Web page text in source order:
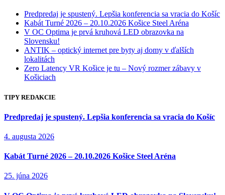
Predpredaj je spustený. Lepšia konferencia sa vracia do Košíc
Kabát Turné 2026 – 20.10.2026 Košice Steel Aréna
V OC Optima je prvá kruhová LED obrazovka na
Slovensku!
ANTIK – optický internet pre byty aj domy v ďalších
lokalitách
Zero Latency VR Košice je tu – Nový rozmer zábavy v
Košiciach
TIPY REDAKCIE
Predpredaj je spustený. Lepšia konferencia sa vracia do Košíc
4. augusta 2026
Kabát Turné 2026 – 20.10.2026 Košice Steel Aréna
25. júna 2026